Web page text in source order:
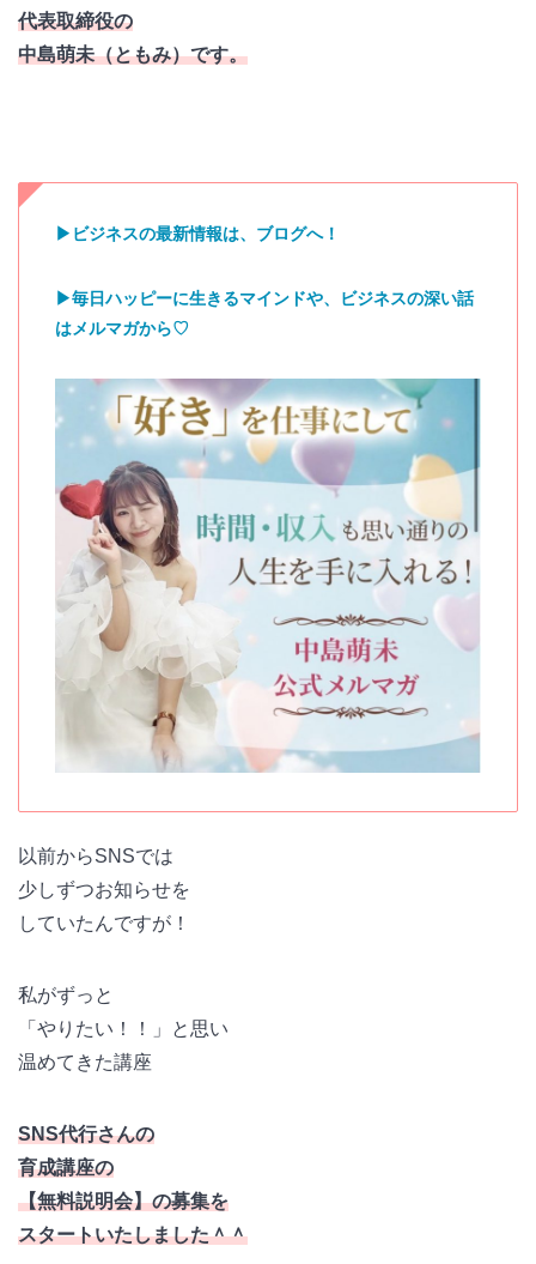
代表取締役の
中島萌未（ともみ）です。
▶︎ビジネスの最新情報は、ブログへ！
▶︎毎日ハッピーに生きるマインドや、ビジネスの深い話
はメルマガから♡
以前からSNSでは
少しずつお知らせを
していたんですが！
私がずっと
「やりたい！！」と思い
温めてきた講座
SNS代行さんの
育成講座の
【無料説明会】の募集を
スタートいたしました＾＾